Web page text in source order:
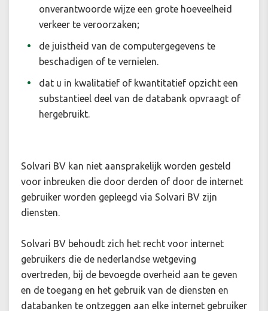
onverantwoorde wijze een grote hoeveelheid
verkeer te veroorzaken;
de juistheid van de computergegevens te
beschadigen of te vernielen.
dat u in kwalitatief of kwantitatief opzicht een
substantieel deel van de databank opvraagt of
hergebruikt.
Solvari BV kan niet aansprakelijk worden gesteld
voor inbreuken die door derden of door de internet
gebruiker worden gepleegd via Solvari BV zijn
diensten.
Solvari BV behoudt zich het recht voor internet
gebruikers die de nederlandse wetgeving
overtreden, bij de bevoegde overheid aan te geven
en de toegang en het gebruik van de diensten en
databanken te ontzeggen aan elke internet gebruiker